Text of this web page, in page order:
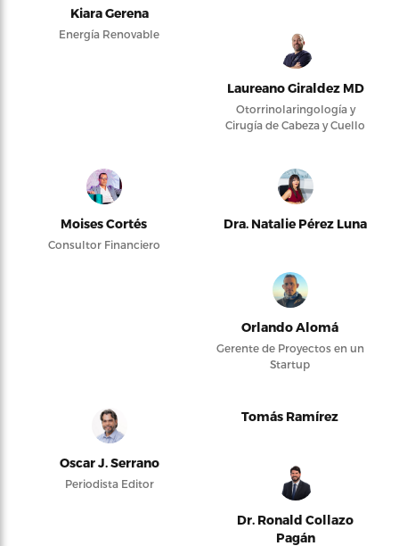
Kiara Gerena
Energía Renovable
Laureano Giraldez MD
Otorrinolaringología y
Cirugía de Cabeza y Cuello
Moises Cortés
Consultor Financiero
Dra. Natalie Pérez Luna
Orlando Alomá
Gerente de Proyectos en un
Startup
Oscar J. Serrano
Periodista Editor
Tomás Ramírez
Dr. Ronald Collazo
Pagán